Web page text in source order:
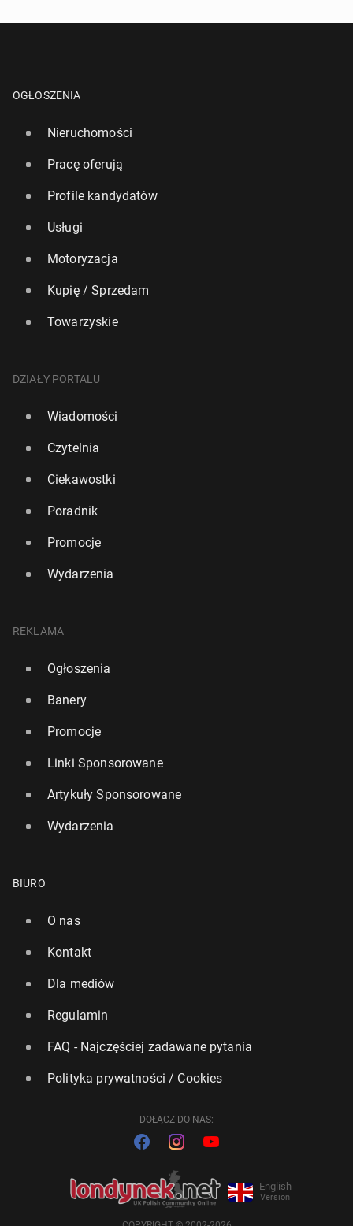
OGŁOSZENIA
Nieruchomości
Pracę oferują
Profile kandydatów
Usługi
Motoryzacja
Kupię / Sprzedam
Towarzyskie
DZIAŁY PORTALU
Wiadomości
Czytelnia
Ciekawostki
Poradnik
Promocje
Wydarzenia
REKLAMA
Ogłoszenia
Banery
Promocje
Linki Sponsorowane
Artykuły Sponsorowane
Wydarzenia
BIURO
O nas
Kontakt
Dla mediów
Regulamin
FAQ - Najczęściej zadawane pytania
Polityka prywatności / Cookies
DOŁĄCZ DO NAS:
English
Version